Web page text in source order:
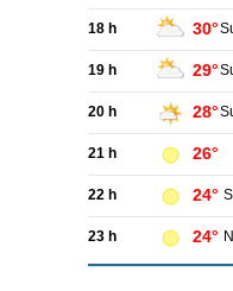
18 h 30°
19 h 29°
20 h 28°
21 h 26°
22 h 24°
23 h 24°